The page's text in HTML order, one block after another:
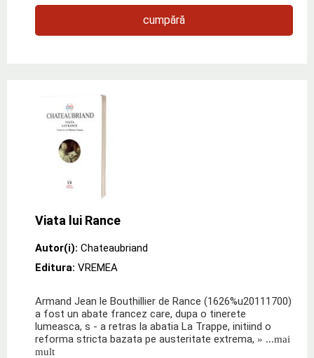
cumpără
Viata lui Rance
Autor(i): Chateaubriand
Editura: VREMEA
Armand Jean le Bouthillier de Rance (1626%u20111700)
a fost un abate francez care, dupa o tinerete
lumeasca, s - a retras la abatia La Trappe, initiind o
reforma stricta bazata pe austeritate extrema, » ...mai
mult